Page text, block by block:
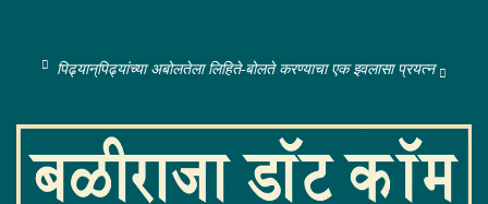
पिढ्यान्‌पिढ्यांच्या अबोलतेला लिहिते-बोलते करण्याचा एक इवलासा प्रयत्न